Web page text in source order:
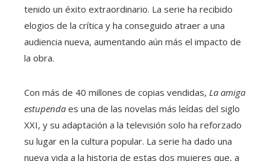
tenido un éxito extraordinario. La serie ha recibido
elogios de la crítica y ha conseguido atraer a una
audiencia nueva, aumentando aún más el impacto de
la obra.
Con más de 40 millones de copias vendidas, La amiga
estupenda es una de las novelas más leídas del siglo
XXI, y su adaptación a la televisión solo ha reforzado
su lugar en la cultura popular. La serie ha dado una
nueva vida a la historia de estas dos mujeres que, a